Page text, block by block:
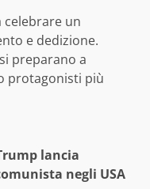
celebrare un
e dedizione.
preparano a
protagonisti più
lancia
negli USA